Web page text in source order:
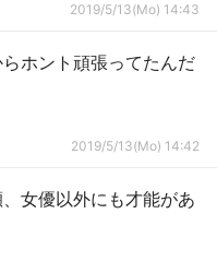
2019/5/13(Mo) 14:43
ホント頑張ってたんだ
2019/5/13(Mo) 14:42
女優以外にも才能があ